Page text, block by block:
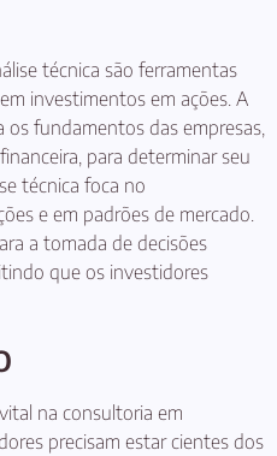
técnica são ferramentas
investimentos em ações. A
fundamentos das empresas,
para determinar seu
técnica foca no
e em padrões de mercado.
a tomada de decisões
que os investidores
na consultoria em
precisam estar cientes dos